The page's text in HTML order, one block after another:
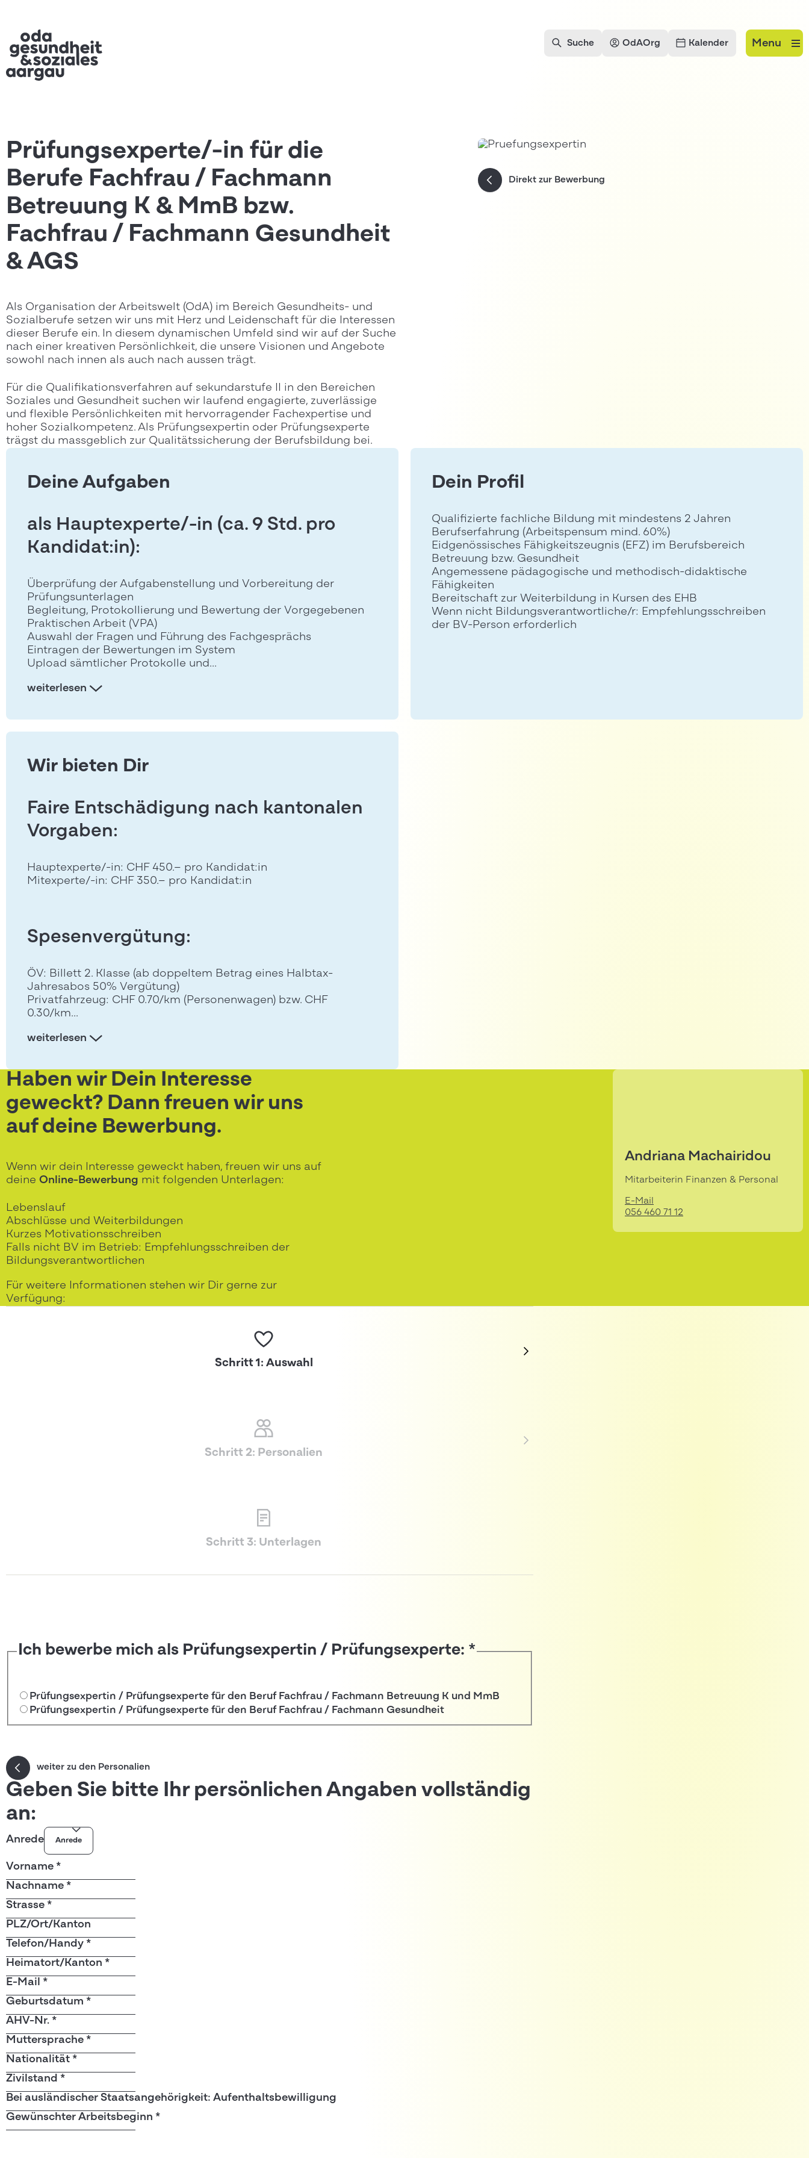
Suche OdAOrg Kalender Menu
Prüfungsexperte/-in für die
Berufe Fachfrau / Fachmann
Betreuung K & MmB bzw.
Fachfrau / Fachmann Gesundheit
& AGS
Als Organisation der Arbeitswelt (OdA) im Bereich Gesundheits- und
Sozialberufe setzen wir uns mit Herz und Leidenschaft für die Interessen
dieser Berufe ein. In diesem dynamischen Umfeld sind wir auf der Suche
nach einer kreativen Persönlichkeit, die unsere Visionen und Angebote
sowohl nach innen als auch nach aussen trägt.
Für die Qualifikationsverfahren auf sekundarstufe II in den Bereichen
Soziales und Gesundheit suchen wir laufend engagierte, zuverlässige
und flexible Persönlichkeiten mit hervorragender Fachexpertise und
hoher Sozialkompetenz. Als Prüfungsexpertin oder Prüfungsexperte
trägst du massgeblich zur Qualitätssicherung der Berufsbildung bei.
Direkt zur Bewerbung
Deine Aufgaben
als Hauptexperte/-in (ca. 9 Std. pro
Kandidat:in):
Überprüfung der Aufgabenstellung und Vorbereitung der
Prüfungsunterlagen
Begleitung, Protokollierung und Bewertung der Vorgegebenen
Praktischen Arbeit (VPA)
Auswahl der Fragen und Führung des Fachgesprächs
Eintragen der Bewertungen im System
Upload sämtlicher Protokolle und...
weiterlesen
Dein Profil
Qualifizierte fachliche Bildung mit mindestens 2 Jahren
Berufserfahrung (Arbeitspensum mind. 60%)
Eidgenössisches Fähigkeitszeugnis (EFZ) im Berufsbereich
Betreuung bzw. Gesundheit
Angemessene pädagogische und methodisch-didaktische
Fähigkeiten
Bereitschaft zur Weiterbildung in Kursen des EHB
Wenn nicht Bildungsverantwortliche/r: Empfehlungsschreiben
der BV-Person erforderlich
Wir bieten Dir
Faire Entschädigung nach kantonalen
Vorgaben:
Hauptexperte/-in: CHF 450.– pro Kandidat:in
Mitexperte/-in: CHF 350.– pro Kandidat:in
Spesenvergütung:
ÖV: Billett 2. Klasse (ab doppeltem Betrag eines Halbtax-
Jahresabos 50% Vergütung)
Privatfahrzeug: CHF 0.70/km (Personenwagen) bzw. CHF
0.30/km...
weiterlesen
Haben wir Dein Interesse
geweckt? Dann freuen wir uns
auf deine Bewerbung.
Wenn wir dein Interesse geweckt haben, freuen wir uns auf
deine Online-Bewerbung mit folgenden Unterlagen:
Lebenslauf
Abschlüsse und Weiterbildungen
Kurzes Motivationsschreiben
Falls nicht BV im Betrieb: Empfehlungsschreiben der
Bildungsverantwortlichen
Für weitere Informationen stehen wir Dir gerne zur
Verfügung:
Andriana Machairidou
Mitarbeiterin Finanzen & Personal
E-Mail
056 460 71 12
Schritt 1: Auswahl
Schritt 2: Personalien
Schritt 3: Unterlagen
Ich bewerbe mich als Prüfungsexpertin / Prüfungsexperte: *
Prüfungsexpertin / Prüfungsexperte für den Beruf Fachfrau / Fachmann Betreuung K und MmB
Prüfungsexpertin / Prüfungsexperte für den Beruf Fachfrau / Fachmann Gesundheit
weiter zu den Personalien
Geben Sie bitte Ihr persönlichen Angaben vollständig
an:
Anrede
Vorname *
Nachname *
Strasse *
PLZ/Ort/Kanton
Telefon/Handy *
Heimatort/Kanton *
E-Mail *
Geburtsdatum *
AHV-Nr. *
Muttersprache *
Nationalität *
Zivilstand *
Bei ausländischer Staatsangehörigkeit: Aufenthaltsbewilligung
Gewünschter Arbeitsbeginn *